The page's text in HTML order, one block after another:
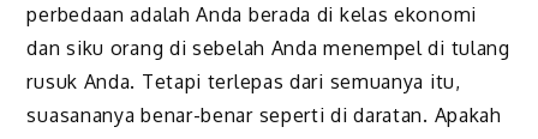
perbedaan adalah Anda berada di kelas ekonomi
dan siku orang di sebelah Anda menempel di tulang
rusuk Anda. Tetapi terlepas dari semuanya itu,
suasananya benar-benar seperti di daratan. Apakah